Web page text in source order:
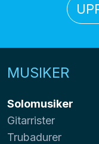
MUSIKER
Solomusiker
Gitarrister
Trubadurer